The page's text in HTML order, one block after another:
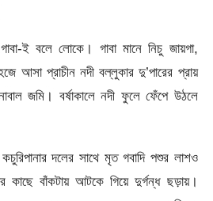
ই বলে লোকে। গাবা মানে নিচু জায়গা,
আসা প্রাচীন নদী বল্লুকার দু’পারের প্রায়
জমি। বর্ষাকালে নদী ফুলে ফেঁপে উঠলে
কচুরিপানার দলের সাথে মৃত গবাদি পশুর লাশও
কাছে বাঁকটায় আটকে গিয়ে দুর্গন্ধ ছড়ায়।